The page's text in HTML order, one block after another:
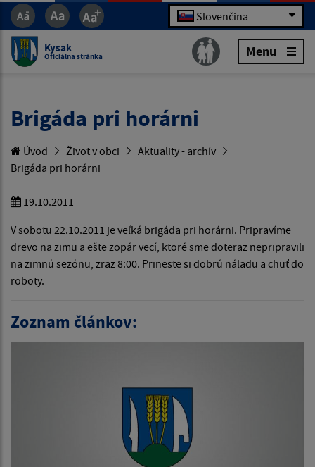
Slovenčina
Kysak
Oficiálna stránka Menu
Brigáda pri horárni
Úvod Život v obci
Aktuality - archív
Brigáda pri horárni
19.10.2011
V sobotu 22.10.2011 je veľká brigáda pri horárni. Pripravíme
drevo na zimu a ešte zopár vecí, ktoré sme doteraz nepripravili
na zimnú sezónu, zraz 8:00. Prineste si dobrú náladu a chuť do
roboty.
Zoznam článkov: